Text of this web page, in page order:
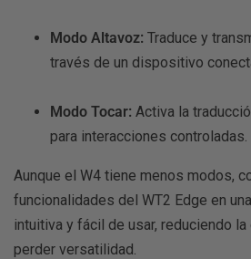
Modo Altavoz: Traduce y
través de un dispositivo
Modo Tocar: Activa la
para interacciones controladas.
Aunque el W4 tiene menos modos,
funcionalidades del WT2 Edge en
intuitiva y fácil de usar, reduciendo
perder versatilidad.